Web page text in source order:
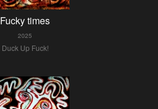
Fucky times
2025
Duck Up Fuck!